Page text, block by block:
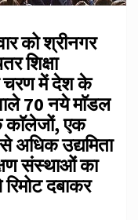
को श्रीनगर
शिक्षा
चरण में देश के
70 नये माॅडल
काॅलेजों, एक
अधिक उद्यमिता
संस्थाओं का
दबाकर